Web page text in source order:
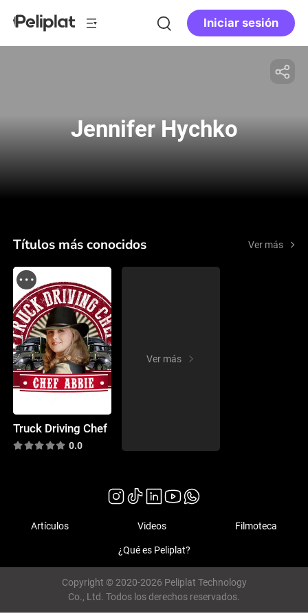
Iniciar sesión
Jennifer Hychko
Títulos más conocidos Ver más
Truck Driving Chef
0.0
Ver más
Artículos Videos Filmoteca
¿Qué es Peliplat?
Copyright © 2020-2026 Peliplat Technology
Co., Ltd. Todos los derechos reservados.